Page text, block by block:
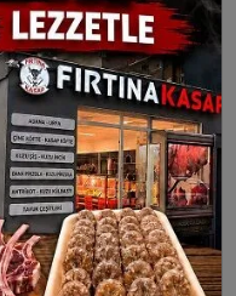
Mehmet Kıvrak,
Rektörü Prof. Dr.
Başkanı Hakan
Fevzi
Erdem, MHP
AK parti İlçe
yönetim kurulu
Özdemir ve